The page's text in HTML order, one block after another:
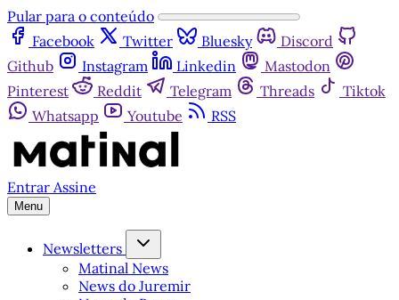
Pular para o conteúdo
Facebook
Twitter Bluesky
Discord
Github
Instagram Linkedin
Mastodon
Pinterest
Reddit Telegram Threads
Tiktok
Whatsapp
Youtube RSS
Entrar Assine
Menu
Newsletters
Matinal News
News do Juremir